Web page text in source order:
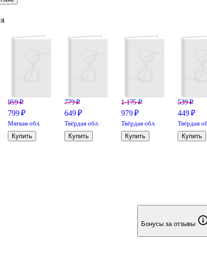
связи. Мир, полный извращённых перспектив,
чудовищный, наполненный обездушенными людьми и
959 ₽
799 ₽
Мягкая обл.
Купить
779 ₽
649 ₽
Твёрдая обл.
Купить
1 175 ₽
979 ₽
Твёрдая обл.
Купить
539 ₽
449 ₽
Твёрдая
Купить
Бонусы за отзывы